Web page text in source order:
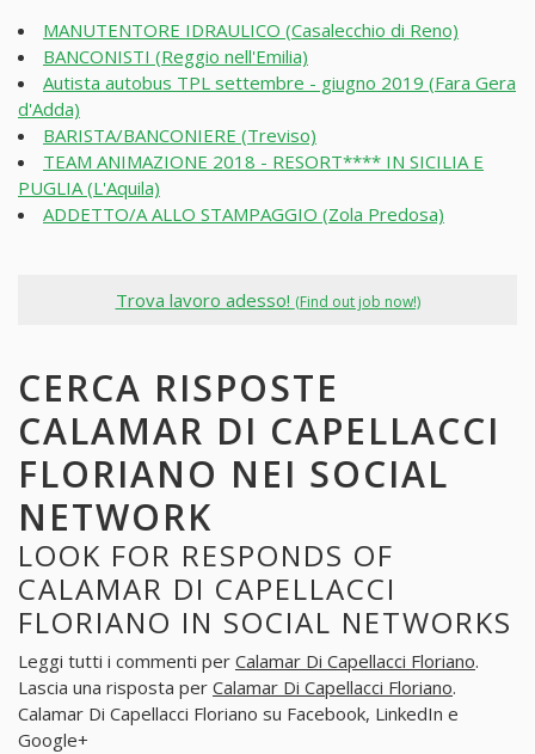
MANUTENTORE IDRAULICO (Casalecchio di Reno)
BANCONISTI (Reggio nell'Emilia)
Autista autobus TPL settembre - giugno 2019 (Fara Gera
d'Adda)
BARISTA/BANCONIERE (Treviso)
TEAM ANIMAZIONE 2018 - RESORT**** IN SICILIA E
PUGLIA (L'Aquila)
ADDETTO/A ALLO STAMPAGGIO (Zola Predosa)
Trova lavoro adesso! (Find out job now!)
CERCA RISPOSTE
CALAMAR DI CAPELLACCI
FLORIANO NEI SOCIAL
NETWORK
LOOK FOR RESPONDS OF
CALAMAR DI CAPELLACCI
FLORIANO IN SOCIAL NETWORKS
Leggi tutti i commenti per Calamar Di Capellacci Floriano.
Lascia una risposta per Calamar Di Capellacci Floriano.
Calamar Di Capellacci Floriano su Facebook, LinkedIn e
Google+